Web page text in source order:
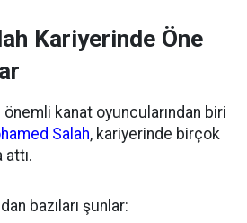
Kariyerinde Öne
kanat oyuncularından biri
Salah, kariyerinde birçok
bazıları şunlar: